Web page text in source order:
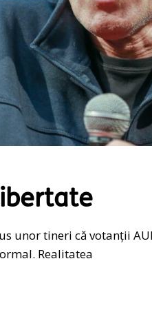
unor tineri că votanții
Realitatea